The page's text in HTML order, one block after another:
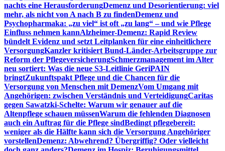
nachts eine HerausforderungDemenz und Desorientierung: viel
mehr, als nicht von A nach B zu findenDemenz und
Psychopharmaka: „zu viel“ ist oft „zu lang“ – und wie Pflege
Einfluss nehmen kannAlzheimer-Demenz: Rapid Review
bündelt Evidenz und setzt Leitplanken für eine einheitlichere
VersorgungKanzler kritisiert Bund-Länder-Arbeitsgruppe zur
Reform der PflegeversicherungSchmerzmanagement im Alter
neu sortiert: Was die neue S3-Leitlinie GeriPAIN
bringtZukunftspakt Pflege und die Chancen für die
Versorgung von Menschen mit DemenzVom Umgang mit
Angehörigen: zwischen Verständnis und VerteidigungCaritas
gegen Sawatzki-Schelte: Warum wir genauer auf die
Altenpflege schauen müssenWarum die fehlenden Diagnosen
auch ein Auftrag für die Pflege sindBedingt pflegebereit:
weniger als die Hälfte kann sich die Versorgung Angehöriger
vorstellenDemenz: Abwehrend? Übergriffig? Oder vielleicht